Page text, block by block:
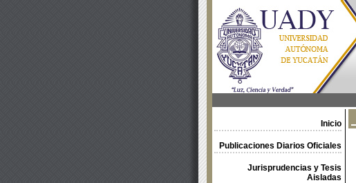
Inicio
Publicaciones Diarios Oficiales
Jurisprudencias y Tesis
Aisladas